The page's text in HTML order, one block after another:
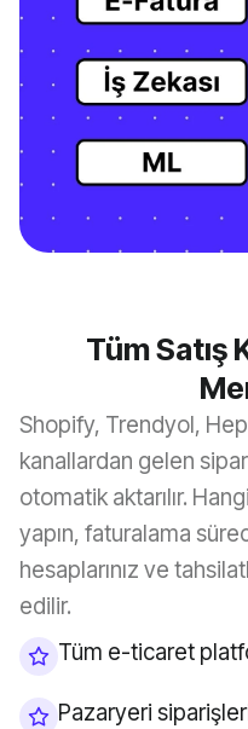
Tüm Satış
Shopify, Trendyol,
kanallardan gelen
otomatik aktarılır.
yapın, faturalama
hesaplarınız ve
edilir.
Tüm e-ticaret
Pazaryeri